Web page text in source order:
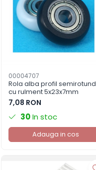
00004707
Rola alba profil semirotund
cu rulment 5x23x7mm
7,08 RON
30In stoc
Adauga in cos